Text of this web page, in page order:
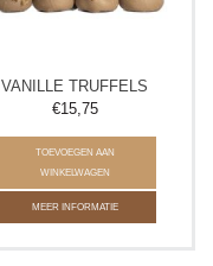
VANILLE TRUFFELS
€15,75
TOEVOEGEN AAN
WINKELWAGEN
MEER INFORMATIE